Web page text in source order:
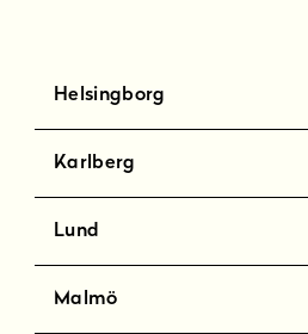
Helsingborg
Karlberg
Lund
Malmö